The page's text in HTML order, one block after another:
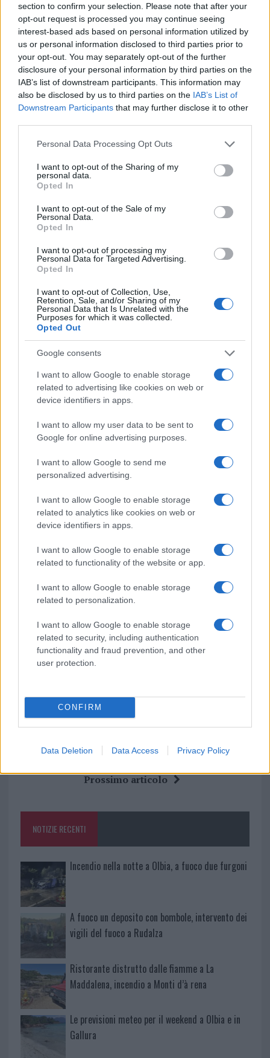
section to confirm your selection. Please note that after your
opt-out request is processed you may continue seeing
interest-based ads based on personal information utilized by
us or personal information disclosed to third parties prior to
your opt-out. You may separately opt-out of the further
disclosure of your personal information by third parties on the
IAB’s list of downstream participants. This information may
also be disclosed by us to third parties on the IAB’s List of
Downstream Participants that may further disclose it to other
Please note that this website/app uses one or more Google
not limited to your visit or usage behaviour. You may click to
grant or deny consent to Google and its third-party tags to
use your data for below specified purposes in below Google
consent section.
Personal Data Processing Opt Outs
I want to opt-out of the Sharing of my
personal data.
Opted In
I want to opt-out of the Sale of my
Personal Data.
Opted In
I want to opt-out of processing my
Personal Data for Targeted Advertising.
Opted In
I want to opt-out of Collection, Use,
Retention, Sale, and/or Sharing of my
Personal Data that Is Unrelated with the
Purposes for which it was collected.
Opted Out
Google consents
I want to allow Google to enable storage
related to advertising like cookies on web or
device identifiers in apps.
I want to allow my user data to be sent to
Google for online advertising purposes.
I want to allow Google to send me
personalized advertising.
I want to allow Google to enable storage
related to analytics like cookies on web or
device identifiers in apps.
I want to allow Google to enable storage
related to functionality of the website or app.
I want to allow Google to enable storage
related to personalization.
I want to allow Google to enable storage
related to security, including authentication
functionality and fraud prevention, and other
user protection.
CONFIRM
Data Deletion Data Access Privacy Policy
Vuoi rimuovere le pubblicità nazionali?
Puoi abbonarti asoli € 1,10 al mese
cliccando
Sei già abbonato?
Puoi effettuare l'accesso andando nella
sezioneLogindal menù del sito o
cliccandoqui
Notizie Olbia
i tuoi video e le tue foto
Su WhatsApp al numero +39
345 356 7512
Notizie in tempo reale?
Entra nel canale telegram di
GalluraOggi.it
Ricevi le nostre ultime news
daGoogle News
Condividi l'articolo
F
a
ce
b
o
k
T
w
it
te
Pi
n
te
re
W
h
at
s
p
S
h
a
re
Prossimo articolo
NOTIZIE RECENTI
Incendio nella notte a Olbia, a fuoco due furgoni
A fuoco un deposito con bombole, intervento dei
vigili del fuoco a Rudalza
Ristorante distrutto dalle fiamme a La
Maddalena, incendio a Monti d’à rena
Le previsioni meteo per il weekend a Olbia e in
Gallura